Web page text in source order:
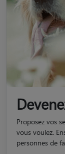
Proposez vos
vous voulez.
personnes de